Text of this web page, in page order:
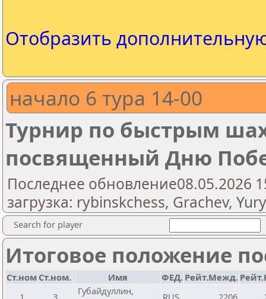
Отобразить
начало 6 тура 14-00
Турнир по быстрым
посвященный Дню
Последнее обновление08.05.2026
загрузка: rybinskchess, Grachev,
Search for player
Итоговое положение
Ст.ном Ст.ном. Имя ФЕД. Рейт.Межд.
1
3
Губайдуллин,
RUS 2206